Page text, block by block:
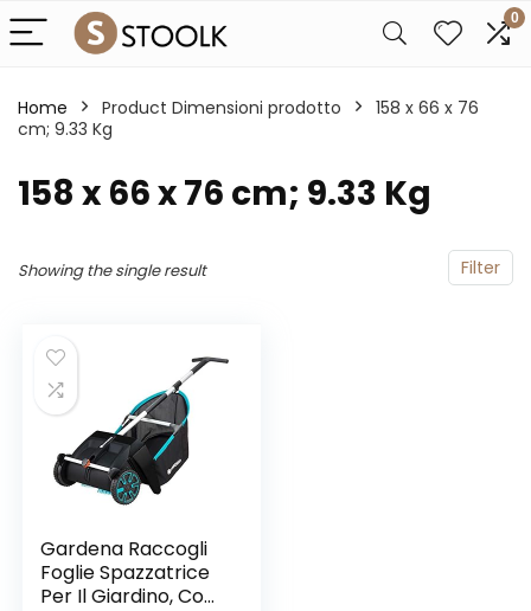
0
Home Product Dimensioni prodotto
‎158 x 66 x 76
cm; 9.33 Kg
‎158 x 66 x 76 cm; 9.33 Kg
Filter
Showing the single result
Gardena Raccogli
Foglie Spazzatrice
Per Il Giardino, Con